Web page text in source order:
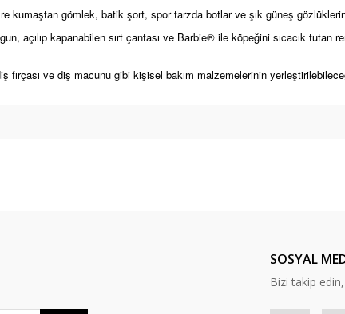
gömlek, batik şort, spor tarzda botlar ve şık güneş
açılıp kapanabilen sırt çantası ve Barbie® ile köpeğini sıcacık
fırçası ve diş macunu gibi kişisel bakım malzemelerinin
SOSYAL
Bizi takip edin,